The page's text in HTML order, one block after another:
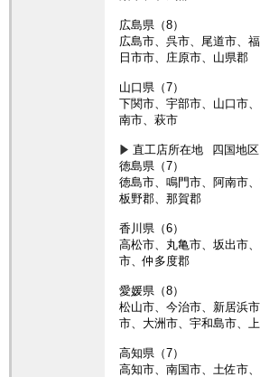
広島県（8）
広島市、呉市、尾道市、
日市市、庄原市、山県郡
山口県（7）
下関市、宇部市、山口市
南市、萩市
直工店所在地
四国地区
徳島県（7）
徳島市、鳴門市、阿南市
板野郡、那賀郡
香川県（6）
高松市、丸亀市、坂出市
市、仲多度郡
愛媛県（8）
松山市、今治市、新居浜
市、大洲市、宇和島市、
高知県（7）
高知市、南国市、土佐市